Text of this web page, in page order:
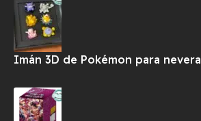
Imán 3D de Pokémon para nevera